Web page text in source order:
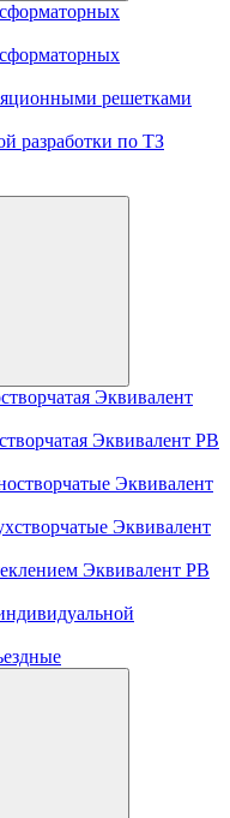
решетками
разработки по ТЗ
Эквивалент
Эквивалент PB
Эквивалент
Эквивалент
Эквивалент PB